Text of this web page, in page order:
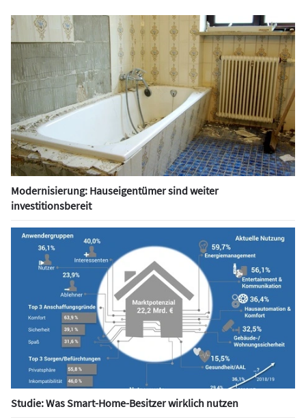
Modernisierung: Hauseigentümer sind weiter
investitionsbereit
Studie: Was Smart-Home-Besitzer wirklich nutzen